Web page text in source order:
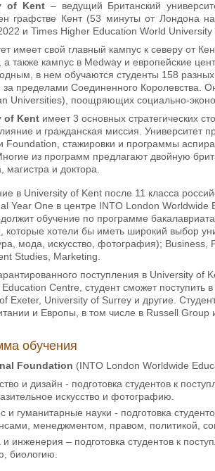
of Kent– ведущий Британский
графстве Кент (53 минуты от Лондона
и Times Higher Education World
имеет свой главный кампус к северу от
а также кампус в Medway и европейские
в нем обучаются студенты 158 разных
за пределами Соединенного Королевства.
Universities), поощряющих социально-
of Kent имеет 3 основных стратегических
и гражданская миссия.
Foundation, стажировки и программы
из программ предлагают двойную
магистра и доктора.
в University of Kent после 11 класса
Year One в центре INTO London Worldwide
обучение по программе
которые хотели бы иметь широкий выбор
мода, искусство, фотография);
Studies, Marketing.
поступления в University
Centre, студент сможет поступить
Exeter, University of Surrey и другие.
и Европы, в том числе в Russell Group
обучения
Foundation (INTO London Worldwide
и дизайн - подготовка студентов к
искусство и фотографию.
и гуманитарные науки - подготовка
менеджментом, правом, политикой,
и инженерия – подготовка студентов к
биологию.